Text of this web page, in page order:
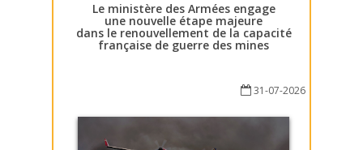
Le ministère des Armées engage
une nouvelle étape majeure
dans le renouvellement de la capacité
française de guerre des mines
31-07-2026